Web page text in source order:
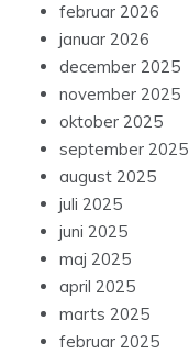
februar 2026
januar 2026
december 2025
november 2025
oktober 2025
september 2025
august 2025
juli 2025
juni 2025
maj 2025
april 2025
marts 2025
februar 2025